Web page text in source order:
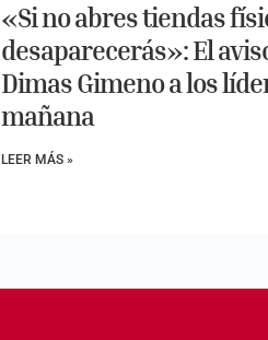
«Si no abres tiendas
desaparecerás»: El
Dimas Gimeno a los
mañana
LEER MÁS »